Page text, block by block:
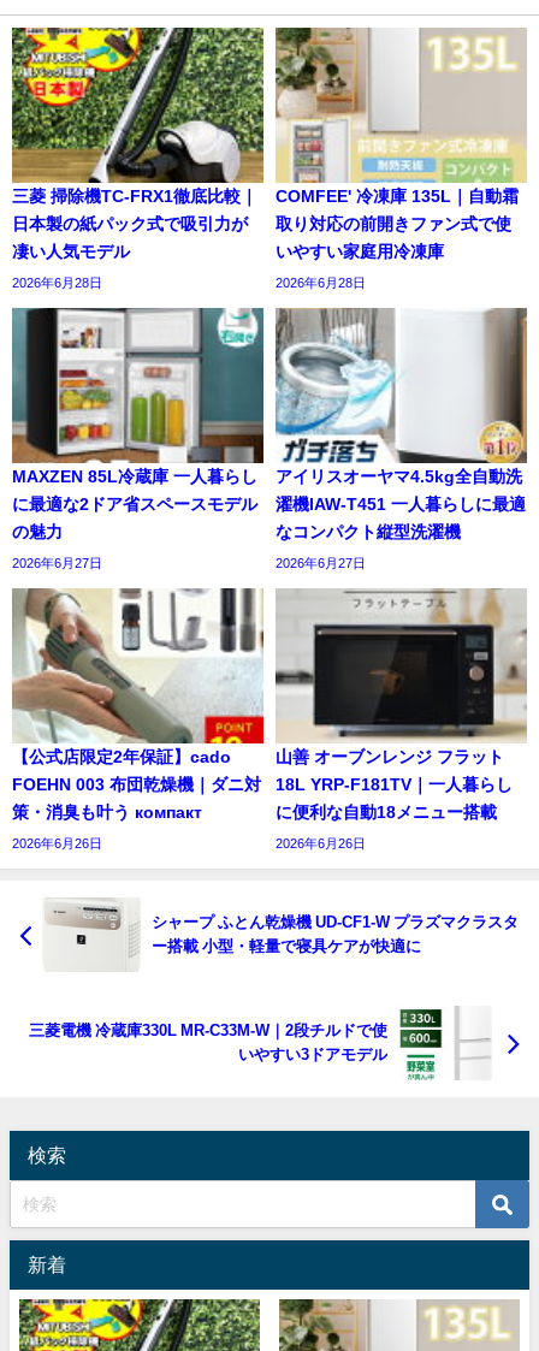
三菱 掃除機TC-FRX1徹底比較｜
日本製の紙パック式で吸引力が
凄い人気モデル
2026年6月28日
COMFEE' 冷凍庫 135L｜自動霜
取り対応の前開きファン式で使
いやすい家庭用冷凍庫
2026年6月28日
MAXZEN 85L冷蔵庫 一人暮らし
に最適な2ドア省スペースモデル
の魅力
2026年6月27日
アイリスオーヤマ4.5kg全自動洗
濯機IAW-T451 一人暮らしに最適
なコンパクト縦型洗濯機
2026年6月27日
【公式店限定2年保証】cado
FOEHN 003 布団乾燥機｜ダニ対
策・消臭も叶う компакт
2026年6月26日
山善 オーブンレンジ フラット
18L YRP-F181TV｜一人暮らし
に便利な自動18メニュー搭載
2026年6月26日
シャープ ふとん乾燥機 UD-CF1-W プラズマクラスタ
ー搭載 小型・軽量で寝具ケアが快適に
三菱電機 冷蔵庫330L MR-C33M-W｜2段チルドで使
いやすい3ドアモデル
検索
新着